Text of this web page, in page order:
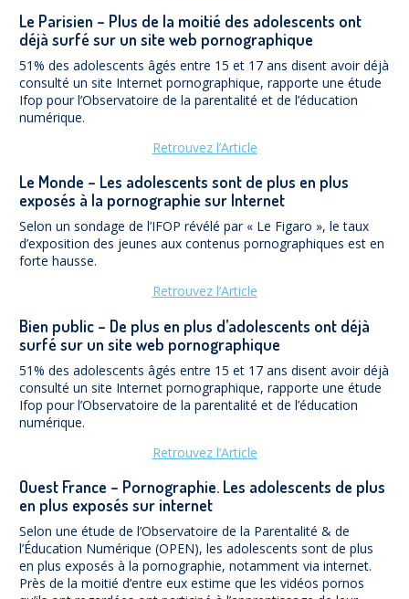
Le Parisien – Plus de la moitié des adolescents ont
déjà surfé sur un site web pornographique
51% des adolescents âgés entre 15 et 17 ans disent avoir déjà
consulté un site Internet pornographique, rapporte une étude
Ifop pour l’Observatoire de la parentalité et de l’éducation
numérique.
Retrouvez l’Article
Le Monde – Les adolescents sont de plus en plus
exposés à la pornographie sur Internet
Selon un sondage de l’IFOP révélé par « Le Figaro », le taux
d’exposition des jeunes aux contenus pornographiques est en
forte hausse.
Retrouvez l’Article
Bien public – De plus en plus d’adolescents ont déjà
surfé sur un site web pornographique
51% des adolescents âgés entre 15 et 17 ans disent avoir déjà
consulté un site Internet pornographique, rapporte une étude
Ifop pour l’Observatoire de la parentalité et de l’éducation
numérique.
Retrouvez l’Article
Ouest France – Pornographie. Les adolescents de plus
en plus exposés sur internet
Selon une étude de l’Observatoire de la Parentalité & de
l’Éducation Numérique (OPEN), les adolescents sont de plus
en plus exposés à la pornographie, notamment via internet.
Près de la moitié d’entre eux estime que les vidéos pornos